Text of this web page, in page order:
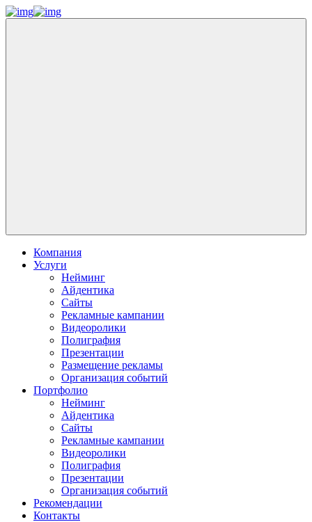
Компания
Услуги
Нейминг
Айдентика
Сайты
Рекламные кампании
Видеоролики
Полиграфия
Презентации
Размещение рекламы
Организация событий
Портфолио
Нейминг
Айдентика
Сайты
Рекламные кампании
Видеоролики
Полиграфия
Презентации
Организация событий
Рекомендации
Контакты